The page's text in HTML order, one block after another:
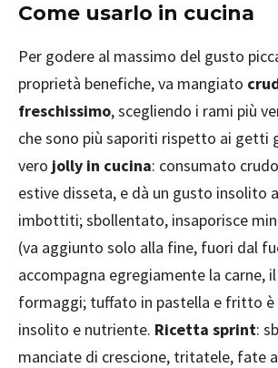
Come usarlo in cucina
Per godere al massimo del gusto
proprietà benefiche, va mangiato
freschissimo, scegliendo i rami più
che sono più saporiti rispetto ai getti
vero jolly in cucina: consumato
estive disseta, e dà un gusto insolito
imbottiti; sbollentato, insaporisce
(va aggiunto solo alla fine, fuori dal
accompagna egregiamente la carne, il
formaggi; tuffato in pastella e fritto è
insolito e nutriente. Ricetta sprint:
manciate di crescione, tritatele, fate